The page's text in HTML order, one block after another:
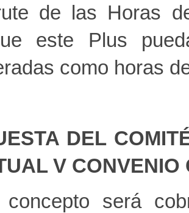
de las Horas
este Plus
como horas
DEL
V CONVENIO
será